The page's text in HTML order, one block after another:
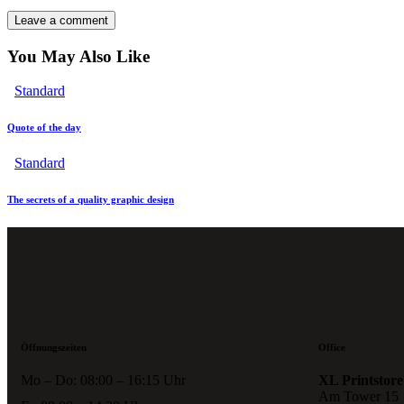
You May Also Like
Standard
Quote of the day
Standard
The secrets of a quality graphic design
Öffnungszeiten
Mo – Do: 08:00 – 16:15 Uhr
Office
XL Printstore
Am Tower 15